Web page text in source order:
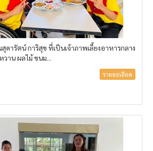
ารัตน์ การิสุข ที่เป็นเจ้าภาพเลี้ยงอาหารกลาง
วาน ผลไม้ ขนม...
รายละเอียด